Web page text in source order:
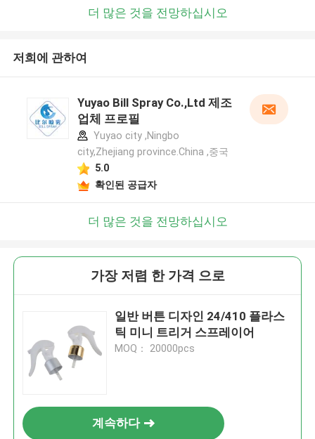
더 많은 것을 전망하십시오
저희에 관하여
Yuyao Bill Spray Co.,Ltd 제조
업체 프로필
Yuyao city ,Ningbo
city,Zhejiang province.China ,중국
5.0
확인된 공급자
더 많은 것을 전망하십시오
가장 저렴 한 가격 으로
일반 버튼 디자인 24/410 플라스
틱 미니 트리거 스프레이어
MOQ： 20000pcs
계속하다